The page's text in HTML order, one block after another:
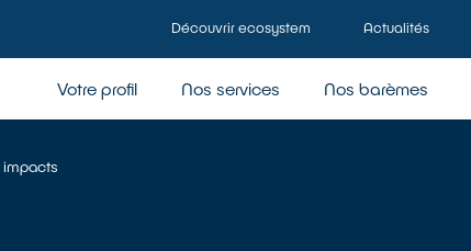
Découvrir ecosystem Actualités
Votre profil Nos services Nos barèmes